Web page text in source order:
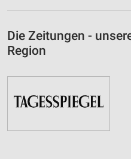
Die Zeitungen -
Region